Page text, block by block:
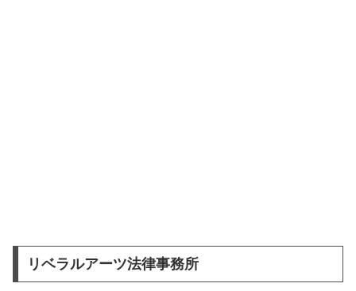
リベラルアーツ法律事務所